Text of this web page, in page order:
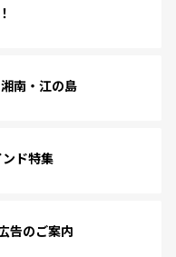
南・江の島
ド特集
告のご案内